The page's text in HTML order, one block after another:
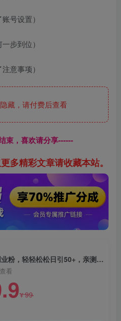
号设置）
步到位）
意事项）
藏，请付费后查看
束，喜欢请分享------
多精彩文章请收藏本站。
外面收费1680的闲鱼吸引创业粉，轻轻松松日引50+，亲测有效，多种引流变现方式【揭秘】
看
¥99